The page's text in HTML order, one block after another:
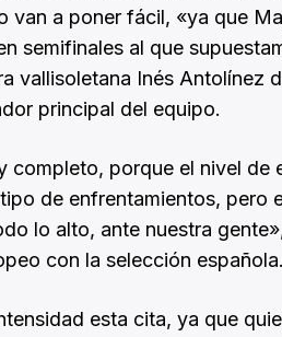
van a poner fácil, «ya que
semifinales al que
vallisoletana Inés Antolínez
principal del equipo.
completo, porque el nivel de
de enfrentamientos, pero
lo alto, ante nuestra
con la selección española.
esta cita, ya que